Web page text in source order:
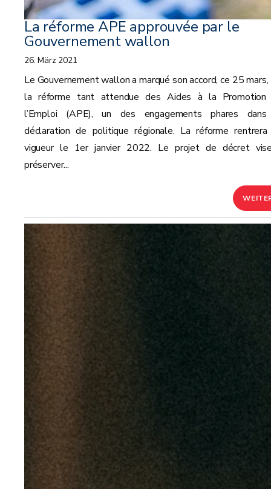
La réforme APE approuvée par le
Gouvernement wallon
26. März 2021
Le Gouvernement wallon a marqué son accord, ce 25 mars,
la réforme tant attendue des Aides à la Promotion
l’Emploi (APE), un des engagements phares
déclaration de politique régionale. La réforme
vigueur le 1er janvier 2022. Le projet de décret
préserver...